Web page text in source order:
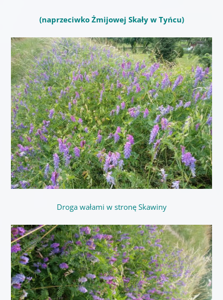
(naprzeciwko Żmijowej Skały w Tyńcu)
Droga wałami w stronę Skawiny